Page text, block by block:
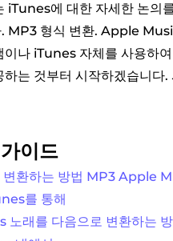
iTunes에 대한 자세한 논의
MP3 형식 변환. Apple
이나 iTunes 자체를 사용하
하는 것부터 시작하겠습니다.
이드
변환하는 방법 MP3 Apple
를 통해
노래를 다음으로 변환하는